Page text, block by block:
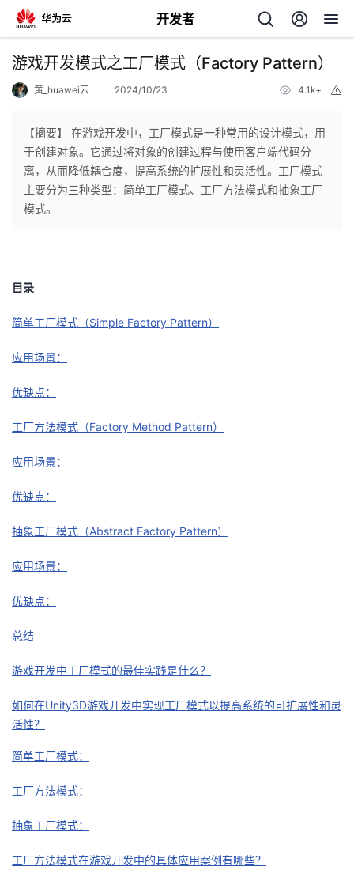
开发者
返
个
我
的
博
客
我
的
论
坛
我
的
圈
子
我
的
直
我
的
我
注
开
发
的
Programs
我
的
游戏开发模式之工厂模式（Factory Pattern）
黄_huawei云 2024/10/23 4.1k+
【摘要】 在游戏开发中，工厂模式是一种常用的设计模式，用
于创建对象。它通过将对象的创建过程与使用客户端代码分
离，从而降低耦合度，提高系统的扩展性和灵活性。工厂模式
主要分为三种类型：简单工厂模式、工厂方法模式和抽象工厂
模式。
目录
简单工厂模式（Simple Factory Pattern）
应用场景：
优缺点：
工厂方法模式（Factory Method Pattern）
应用场景：
优缺点：
抽象工厂模式（Abstract Factory Pattern）
应用场景：
优缺点：
总结
游戏开发中工厂模式的最佳实践是什么？
如何在Unity3D游戏开发中实现工厂模式以提高系统的可扩展性和灵
活性？
简单工厂模式：
工厂方法模式：
抽象工厂模式：
工厂方法模式在游戏开发中的具体应用案例有哪些？